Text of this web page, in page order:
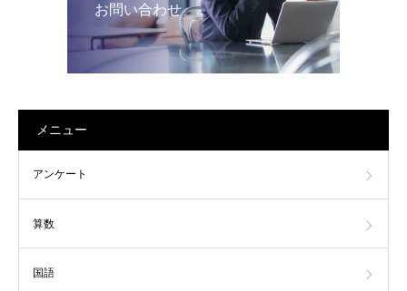
お問い合わせ
メニュー
アンケート
算数
国語